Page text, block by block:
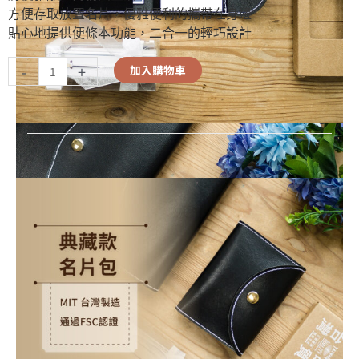
方便存取放置名片，優雅便利的攜帶在身邊
貼心地提供便條本功能，二合一的輕巧設計
- + 加入購物車